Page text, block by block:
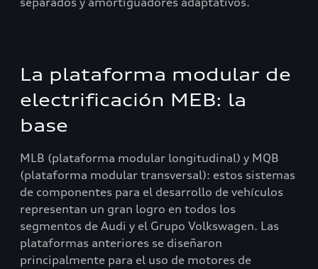
La plataforma modular de
electrificación MEB: la
base
MLB (plataforma modular longitudinal) y MQB
(plataforma modular transversal): estos sistemas
de componentes para el desarrollo de vehículos
representan un gran logro en todos los
segmentos de Audi y el Grupo Volkswagen. Las
plataformas anteriores se diseñaron
principalmente para el uso de motores de